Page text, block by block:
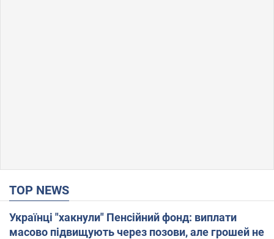
TOP NEWS
Українці "хакнули" Пенсійний фонд: виплати
масово підвищують через позови, але грошей не